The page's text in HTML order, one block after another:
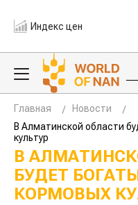
Индекс цен
Главная
Новости
В Алматинской области
культур
В
БУДЕТ
КОРМОВЫХ